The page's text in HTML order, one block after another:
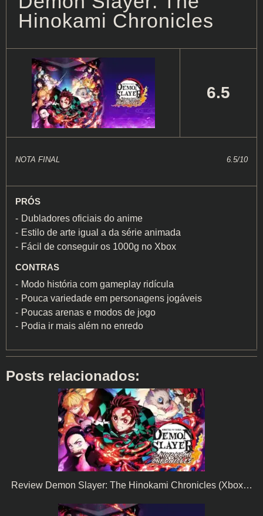
Hinokami Chronicles
6.5
NOTA FINAL 6.5/10
PRÓS
Dubladores oficiais do anime
Estilo de arte igual a da série animada
Fácil de conseguir os 1000g no Xbox
CONTRAS
Modo história com gameplay ridícula
Pouca variedade em personagens jogáveis
Poucas arenas e modos de jogo
Podia ir mais além no enredo
Posts relacionados:
Review Demon Slayer: The Hinokami Chronicles (Xbox…